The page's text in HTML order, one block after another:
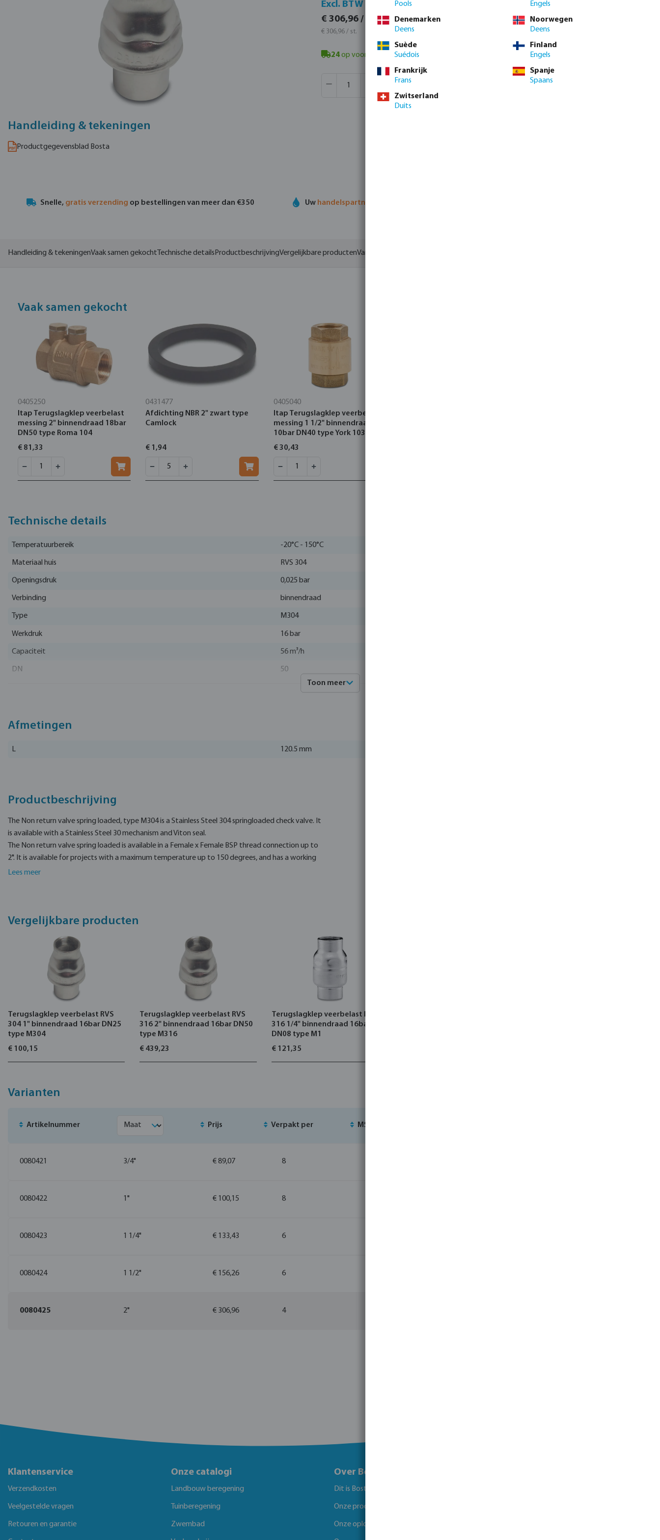
Handleiding & tekeningen
Productgegevensblad Bosta
Excl. BTW
€ 306,96 / 1 st.
€ 306,96 / st.
€ 371,42 / 1 st.
24op voorraad in Veghel, NL - minimale levertijd: 1-2 werkdag(en)
Producthoeveelheid: Voer de gewenste hoeveelheid in of gebruik de knoppen om de
Verpakt per:
MSQ:
1 st.
Voeg toe aan winkelmandje
Snelle, gratis verzending op bestellingen van meer dan €350 Uw handelspartner
Handleiding & tekeningenVaak samen gekocht Technische details ProductbeschrijvingVergelijkbare productenVarianten
Vaak samen gekocht
0405250
Itap Terugslagklep veerbelast
messing 2" binnendraad 18bar
DN50 type Roma 104
€ 81,33
0431477
Afdichting NBR 2" zwart type
Camlock
€ 1,94
0405040
Itap Terugslagklep veerbelast
messing 1 1/2" binnendraad
10bar DN40 type York 103
€ 30,43
Technische details
Temperatuurbereik -20°C - 150°C
Materiaal huis RVS 304
Openingsdruk 0,025 bar
Verbinding binnendraad
Type M304
Werkdruk 16 bar
Capaciteit 56 m³/h
DN 50
Materiaal
Toon meer
Afmetingen
L 120.5 mm
Productbeschrijving
The Non return valve spring loaded, type M304 is a Stainless Steel 304 springloaded check valve. It
is available with a Stainless Steel 30 mechanism and Viton seal.
The Non return valve spring loaded is available in a Female x Female BSP thread connection up to
2". It is available for projects with a maximum temperature up to 150 degrees, and has a working
pressure up to 16 bar.
Lees meer
Vergelijkbare producten
Terugslagklep veerbelast RVS
304 1" binnendraad 16bar DN25
type M304
€ 100,15
Terugslagklep veerbelast RVS
316 2" binnendraad 16bar DN50
type M316
€ 439,23
Terugslagklep veerbelast RVS
316 1/4" binnendraad 16bar
DN08 type M1
€ 121,35
Varianten
Artikelnummer Prijs Verpakt per MSQ
0080421 3/4" € 89,07 8
0080422 1" € 100,15 8
0080423 1 1/4" € 133,43 6
0080424 1 1/2" € 156,26 6
0080425 2" € 306,96 4
Klantenservice
Verzendkosten
Veelgestelde vragen
Retouren en garantie
Onze catalogi
Landbouw beregening
Tuinberegening
Zwembad
Over Bosta
Dit is Bosta
Onze producten
Onze oplossingen
Pools
Engels
Denemarken
Deens
Noorwegen
Deens
Suède
Suédois
Finland
Engels
Frankrijk
Frans
Spanje
Spaans
Zwitserland
Duits